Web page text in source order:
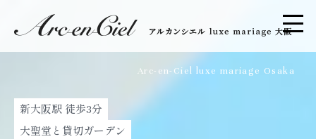
Arc-en-Ciel luxe mariage Osaka
新大阪駅 徒歩3分
大聖堂と貸切ガーデン